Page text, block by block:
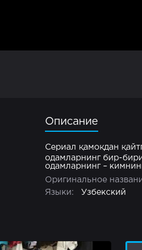
Описание
Сериал қамоқдан
одамларнинг бир-
одамларнинг –
Оригинальное
Языки:
Узбекский